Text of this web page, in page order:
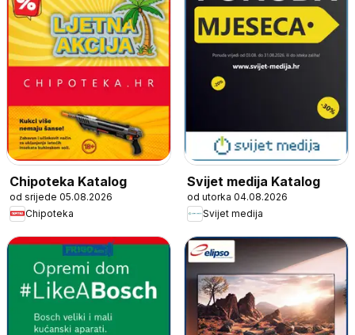
Chipoteka Katalog
od srijede 05.08.2026
Chipoteka
Svijet medija Katalog
od utorka 04.08.2026
Svijet medija